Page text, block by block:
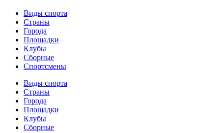
Виды спорта
Страны
Города
Площадки
Клубы
Сборные
Спортсмены
Виды спорта
Страны
Города
Площадки
Клубы
Сборные